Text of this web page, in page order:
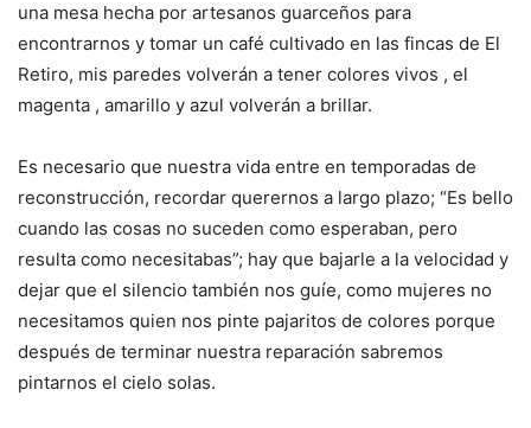
una mesa hecha por artesanos guarceños para
encontrarnos y tomar un café cultivado en las fincas de El
Retiro, mis paredes volverán a tener colores vivos , el
magenta , amarillo y azul volverán a brillar.
Es necesario que nuestra vida entre en temporadas de
reconstrucción, recordar querernos a largo plazo; “Es bello
cuando las cosas no suceden como esperaban, pero
resulta como necesitabas”; hay que bajarle a la velocidad y
dejar que el silencio también nos guíe, como mujeres no
necesitamos quien nos pinte pajaritos de colores porque
después de terminar nuestra reparación sabremos
pintarnos el cielo solas.